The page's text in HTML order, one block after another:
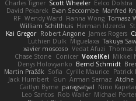
Charles Tigner Scott Wheeler Eelco Dolstra
David Pekarek Evan Seccombe Manfred
RF Wendy Ward Fianna Wong Tomasz
William Schilthuis Herman Idzerda
Kai Gregor Robert Angone James Rogers
Luthien Dulk Miguelaxa Takuya
xavier moscoso Vedat Afuzi Thomas
Chase Stone Conicer VoxelKei Mikkel
Denys Holovyanko Bernd Schmidt
Martin Pražák Sofia Cyrille Maurice Patrick
Jack Humbert Gun Arman Sernaz Atdhe
Caitlyn Byrne paragsatyal Nino
Leo Santos Rob Waller Michael Porter